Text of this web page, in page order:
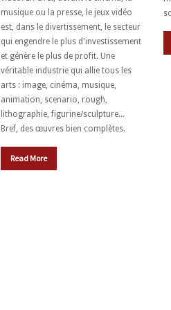
musique ou la presse, le jeux vidéo
est, dans le divertissement, le secteur
qui engendre le plus d'investissement
et génère le plus de profit. Une
véritable industrie qui allie tous les
arts : image, cinéma, musique,
animation, scenario, rough,
lithographie, figurine/sculpture...
Bref, des œuvres bien complètes.
Read More